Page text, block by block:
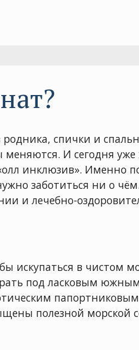
родника, спички и
И сегодня уже
инклюзив». Именно
заботиться ни о
и лечебно-
искупаться в чистом
под ласковым
папортниковым
полезной морской